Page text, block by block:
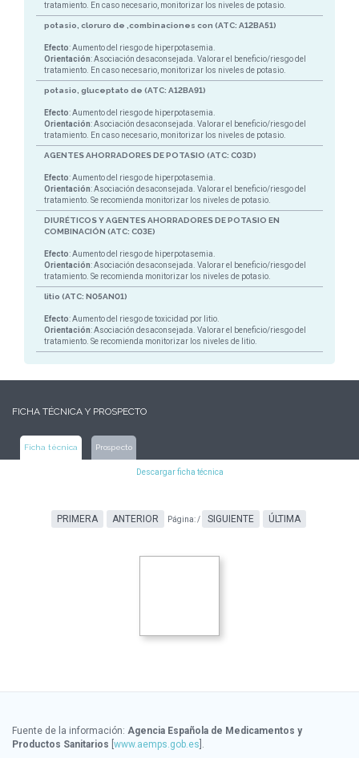
tratamiento. En caso necesario, monitorizar los niveles de potasio.
potasio, cloruro de ,combinaciones con (ATC: A12BA51)
Efecto: Aumento del riesgo de hiperpotasemia.
Orientación: Asociación desaconsejada. Valorar el beneficio/riesgo del
tratamiento. En caso necesario, monitorizar los niveles de potasio.
potasio, gluceptato de (ATC: A12BA91)
Efecto: Aumento del riesgo de hiperpotasemia.
Orientación: Asociación desaconsejada. Valorar el beneficio/riesgo del
tratamiento. En caso necesario, monitorizar los niveles de potasio.
AGENTES AHORRADORES DE POTASIO (ATC: C03D)
Efecto: Aumento del riesgo de hiperpotasemia.
Orientación: Asociación desaconsejada. Valorar el beneficio/riesgo del
tratamiento. Se recomienda monitorizar los niveles de potasio.
DIURÉTICOS Y AGENTES AHORRADORES DE POTASIO EN
COMBINACIÓN (ATC: C03E)
Efecto: Aumento del riesgo de hiperpotasemia.
Orientación: Asociación desaconsejada. Valorar el beneficio/riesgo del
tratamiento. Se recomienda monitorizar los niveles de potasio.
litio (ATC: N05AN01)
Efecto: Aumento del riesgo de toxicidad por litio.
Orientación: Asociación desaconsejada. Valorar el beneficio/riesgo del
tratamiento. Se recomienda monitorizar los niveles de litio.
FICHA TÉCNICA Y PROSPECTO
Ficha técnica Prospecto
Descargar ficha técnica
PRIMERA ANTERIOR Página:/ SIGUIENTE ÚLTIMA
Fuente de la información: Agencia Española de Medicamentos y
Productos Sanitarios www.aemps.gob.es ].